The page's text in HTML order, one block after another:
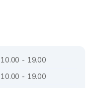
10.00 - 19.00
10.00 - 19.00